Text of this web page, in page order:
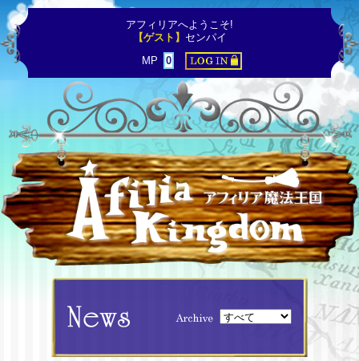
アフィリアへようこそ!
【ゲスト】 センパイ
MP
0